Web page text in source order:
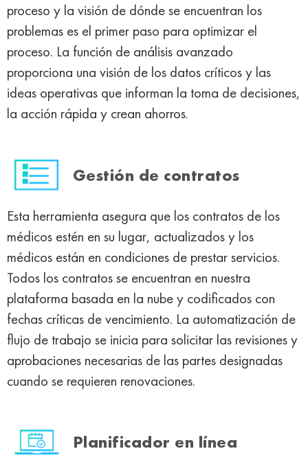
proceso y la visión de dónde se encuentran los
problemas es el primer paso para optimizar el
proceso. La función de análisis avanzado
proporciona una visión de los datos críticos y las
ideas operativas que informan la toma de decisiones,
la acción rápida y crean ahorros.
Gestión de contratos
Esta herramienta asegura que los contratos de los
médicos estén en su lugar, actualizados y los
médicos están en condiciones de prestar servicios.
Todos los contratos se encuentran en nuestra
plataforma basada en la nube y codificados con
fechas críticas de vencimiento. La automatización de
flujo de trabajo se inicia para solicitar las revisiones y
aprobaciones necesarias de las partes designadas
cuando se requieren renovaciones.
Planificador en línea